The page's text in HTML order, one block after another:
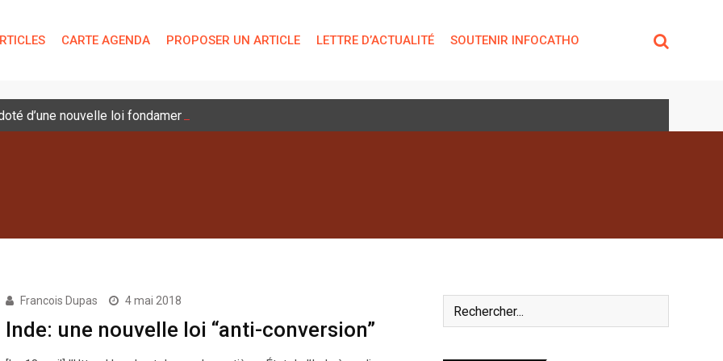
CARTE AGENDA PROPOSER UN ARTICLE LETTRE D’ACTUALITÉ SOUTENIR INFOCATHO
d’une nouvelle loi fondamentale
Francois Dupas 4 mai 2018
Inde: une nouvelle loi “anti-conversion”